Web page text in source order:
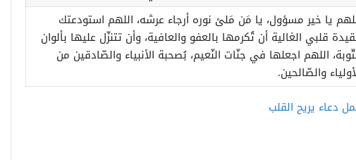
يا خير مسؤول، يا مَن مَلئ نوره أرجاء عرشه، اللهم استودعتك
قلبي الغالية أن تُكرمها بالعفو والعافية، وأن تتنزّل عليها بألوان
اللهم اجعلها في جنّات النّعيم، بُصحبة الأنبياء والصّادقين من
والصّالحين.
دعاء يريح القلب